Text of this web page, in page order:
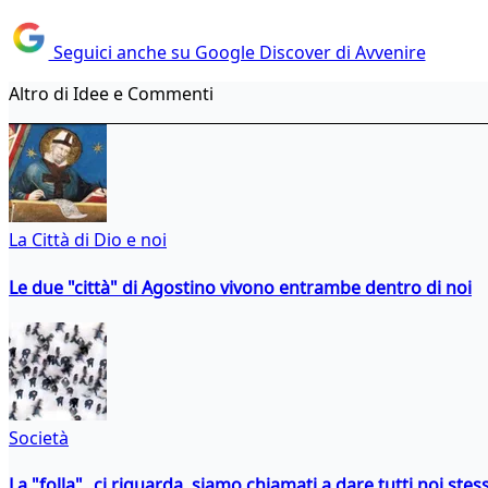
Seguici anche su Google Discover di Avvenire
Altro di Idee e Commenti
La Città di Dio e noi
Le due "città" di Agostino vivono entrambe dentro di noi
Società